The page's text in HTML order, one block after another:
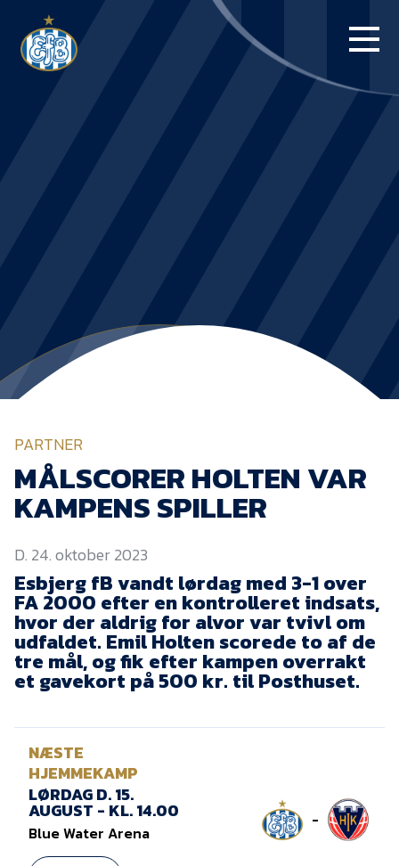
BLUE WATER
NYHEDER
EfB Akademi
Sydvestjysk Fodbold
Samarbejde
Partnere
Blue Water Arena
Job i EfB
Presse
PARTNER
MÅLSCORER HOLTEN VAR
KAMPENS SPILLER
D. 24. oktober 2023
Esbjerg fB vandt lørdag med 3-1 over
FA 2000 efter en kontrolleret indsats,
hvor der aldrig for alvor var tvivl om
udfaldet. Emil Holten scorede to af de
tre mål, og fik efter kampen overrakt
et gavekort på 500 kr. til Posthuset.
NÆSTE
HJEMMEKAMP
LØRDAG D. 15.
AUGUST - KL. 14.00
Blue Water Arena
-